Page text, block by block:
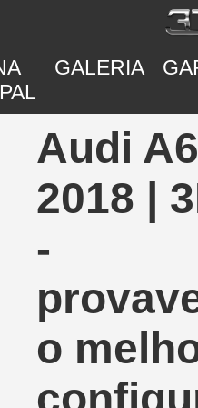
GALERIA
Audi
2018 |
-
o